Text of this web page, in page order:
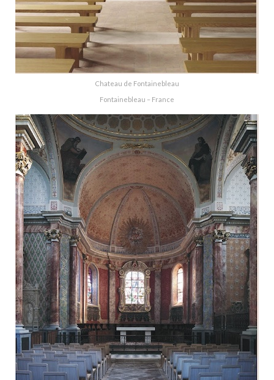
Chateau de Fontainebleau
Fontainebleau – France